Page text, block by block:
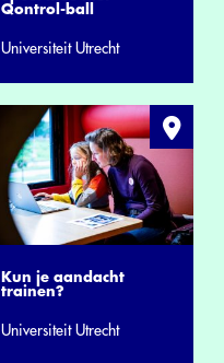
Qontrol-ball
Universiteit Utrecht
Kun je aandacht
trainen?
Universiteit Utrecht